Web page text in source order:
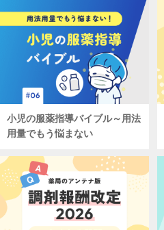
小児の服薬指導バイブル～用法
用量でもう悩まない